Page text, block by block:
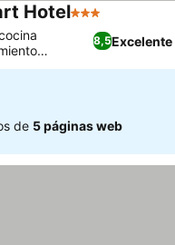
Hotel3 Estrellas
8,5Excelente
de 5 páginas web